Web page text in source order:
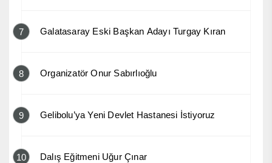
7 Galatasaray Eski Başkan Adayı Turgay Kıran
8 Organizatör Onur Sabırlıoğlu
9 Gelibolu’ya Yeni Devlet Hastanesi İstiyoruz
10 Dalış Eğitmeni Uğur Çınar